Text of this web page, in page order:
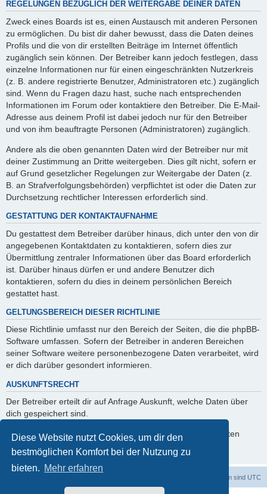
Diese Website nutzt Cookies, um dir den
bestmöglichen Komfort bei der Nutzung zu
bieten. Mehr erfahren
REGELUNGEN BEZÜGLICH DER WEITERGABE DEINER DATEN
Zweck eines Boards ist es, einen Austausch mit anderen Personen
zu ermöglichen. Du bist dir daher bewusst, dass die Daten deines
Profils und die von dir erstellten Beiträge im Internet öffentlich
zugänglich sein können. Der Betreiber kann jedoch festlegen, dass
einzelne Informationen nur für einen eingeschränkten Nutzerkreis
(z. B. andere registrierte Benutzer, Administratoren etc.) zugänglich
sind. Wenn du Fragen dazu hast, suche nach entsprechenden
Informationen im Forum oder kontaktiere den Betreiber. Die E-Mail-
Adresse aus deinem Profil ist dabei jedoch nur für den Betreiber
und von ihm beauftragte Personen (Administratoren) zugänglich.
Andere als die oben genannten Daten wird der Betreiber nur mit
deiner Zustimmung an Dritte weitergeben. Dies gilt nicht, sofern er
auf Grund gesetzlicher Regelungen zur Weitergabe der Daten (z.
B. an Strafverfolgungsbehörden) verpflichtet ist oder die Daten zur
Durchsetzung rechtlicher Interessen erforderlich sind.
GESTATTUNG DER KONTAKTAUFNAHME
Du gestattest dem Betreiber darüber hinaus, dich unter den von dir
angegebenen Kontaktdaten zu kontaktieren, sofern dies zur
Übermittlung zentraler Informationen über das Board erforderlich
ist. Darüber hinaus dürfen er und andere Benutzer dich
kontaktieren, sofern du dies in deinem persönlichen Bereich
gestattet hast.
GELTUNGSBEREICH DIESER RICHTLINIE
Diese Richtlinie umfasst nur den Bereich der Seiten, die die phpBB-
Software umfassen. Sofern der Betreiber in anderen Bereichen
seiner Software weitere personenbezogene Daten verarbeitet, wird
er dich darüber gesondert informieren.
AUSKUNFTSRECHT
Der Betreiber erteilt dir auf Anfrage Auskunft, welche Daten über
dich gespeichert sind.
Du kannst jederzeit die Löschung bzw. Sperrung deiner Daten
verlangen. Kontaktiere hierzu bitte den Betreiber.
Alle Zeiten sind UTC